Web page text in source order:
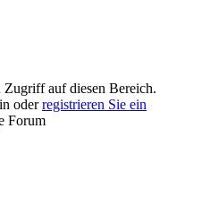
auf diesen Bereich.
oderregistrieren Sie ein
Forum